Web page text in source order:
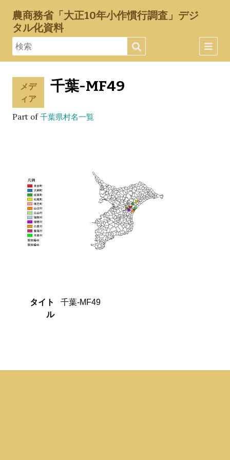
農商務省「大正10年小作慣行調査」デジ
タル化資料
千葉-MF49
メデ
ィア
Part of千葉県村名一覧
タイト
ル
千葉-MF49